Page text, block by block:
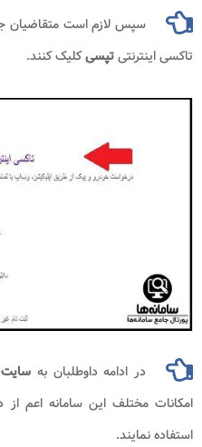
سپس لازم است
تاکسی اینترنتیتپسیکلیک کنند.
در ادامه داوطلبان به
امکانات مختلف این سامانه اعم
استفاده نمایند.